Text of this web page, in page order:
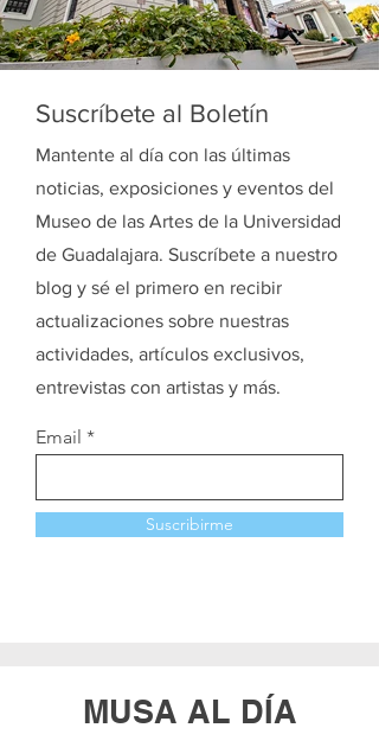
Suscríbete al Boletín
Mantente al día con las últimas
noticias, exposiciones y eventos del
Museo de las Artes de la Universidad
de Guadalajara. Suscríbete a nuestro
blog y sé el primero en recibir
actualizaciones sobre nuestras
actividades, artículos exclusivos,
entrevistas con artistas y más.
Email
Suscribirme
MUSA AL DÍA